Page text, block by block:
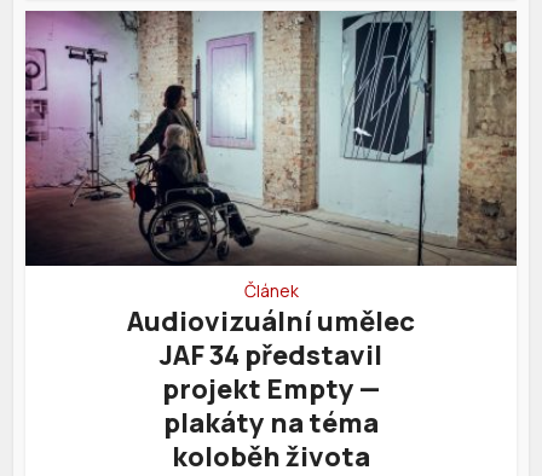
Článek
Audiovizuální umělec
JAF 34 představil
projekt Empty —
plakáty na téma
koloběh života